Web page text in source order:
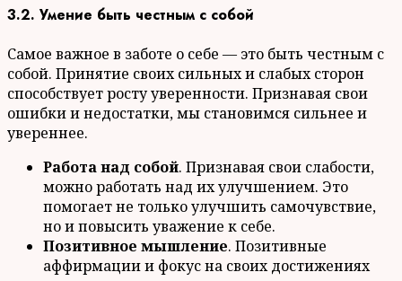
3.2. Умение быть честным с собой
Самое важное в заботе о себе — это быть честным с
собой. Принятие своих сильных и слабых сторон
способствует росту уверенности. Признавая свои
ошибки и недостатки, мы становимся сильнее и
увереннее.
Работа над собой. Признавая свои слабости,
можно работать над их улучшением. Это
помогает не только улучшить самочувствие,
но и повысить уважение к себе.
Позитивное мышление. Позитивные
аффирмации и фокус на своих достижениях